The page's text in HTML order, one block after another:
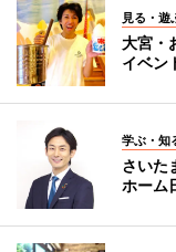
見る・遊
大宮・
イベン
学ぶ・知
さいた
ホーム